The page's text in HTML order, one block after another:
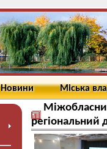
Новини Міська
регіональний